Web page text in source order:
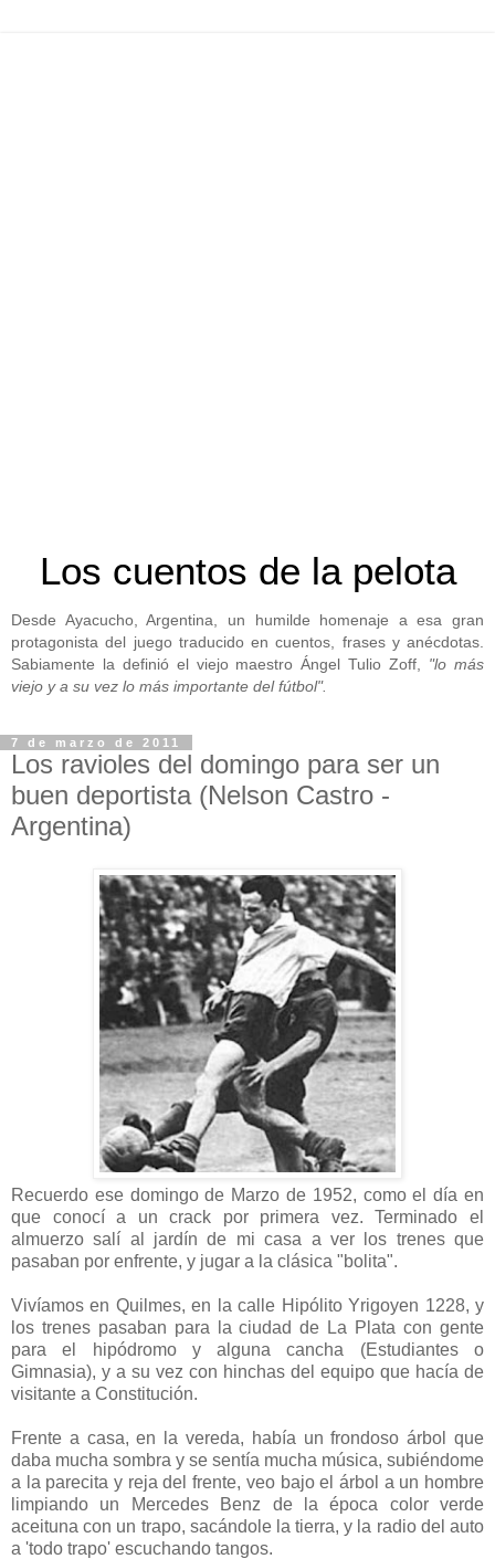
Los cuentos de la pelota
Desde Ayacucho, Argentina, un humilde homenaje a esa gran
protagonista del juego traducido en cuentos, frases y anécdotas.
Sabiamente la definió el viejo maestro Ángel Tulio Zoff, "lo más
viejo y a su vez lo más importante del fútbol".
7 de marzo de 2011
Los ravioles del domingo para ser un
buen deportista (Nelson Castro -
Argentina)
Recuerdo ese domingo de Marzo de 1952, como el día en
que conocí a un crack por primera vez. Terminado el
almuerzo salí al jardín de mi casa a ver los trenes que
pasaban por enfrente, y jugar a la clásica "bolita".
Vivíamos en Quilmes, en la calle Hipólito Yrigoyen 1228, y
los trenes pasaban para la ciudad de La Plata con gente
para el hipódromo y alguna cancha (Estudiantes o
Gimnasia), y a su vez con hinchas del equipo que hacía de
visitante a Constitución.
Frente a casa, en la vereda, había un frondoso árbol que
daba mucha sombra y se sentía mucha música, subiéndome
a la parecita y reja del frente, veo bajo el árbol a un hombre
limpiando un Mercedes Benz de la época color verde
aceituna con un trapo, sacándole la tierra, y la radio del auto
a 'todo trapo' escuchando tangos.